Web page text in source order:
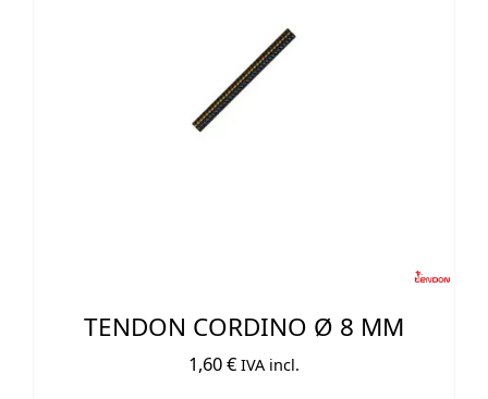
TENDON CORDINO Ø 8 MM
1,60€ IVA incl.